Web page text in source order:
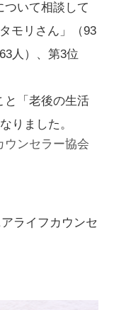
いて相談して
モリさん」（93
人）、第3位
と「老後の生活
りました。
ウンセラー協会
ライフカウンセ